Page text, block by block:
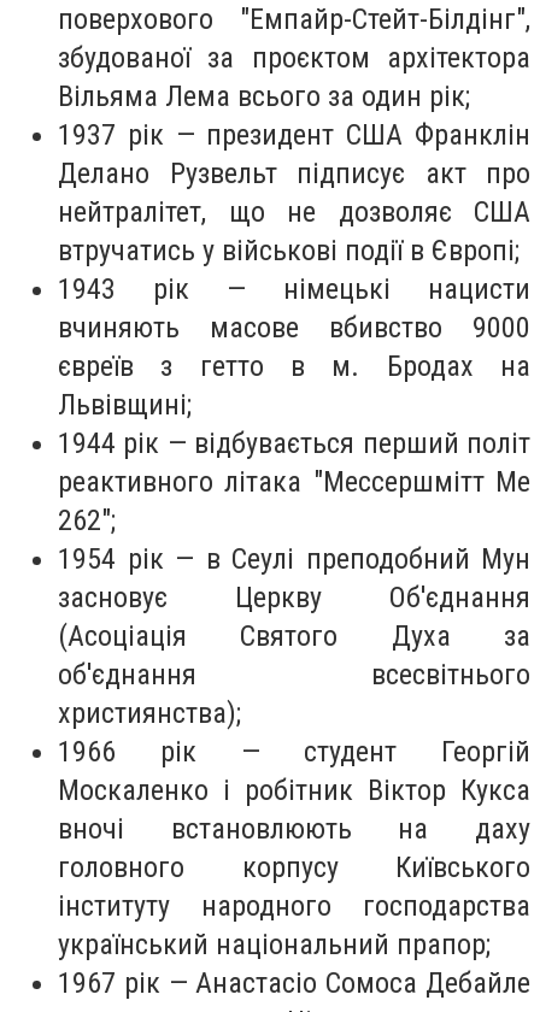
поверхового "Емпайр-Стейт-Білдінг",
збудованої за проєктом архітектора
Вільяма Лема всього за один рік;
1937 рік — президент США Франклін
Делано Рузвельт підписує акт про
нейтралітет, що не дозволяє США
втручатись у військові події в Європі;
1943 рік — німецькі нацисти
вчиняють масове вбивство 9000
євреїв з гетто в м. Бродах на
Львівщині;
1944 рік — відбувається перший політ
реактивного літака "Мессершмітт Me
262";
1954 рік — в Сеулі преподобний Мун
засновує Церкву Об'єднання
(Асоціація Святого Духа за
об'єднання всесвітнього
християнства);
1966 рік — студент Георгій
Москаленко і робітник Віктор Кукса
вночі встановлюють на даху
головного корпусу Київського
інституту народного господарства
український національний прапор;
1967 рік — Анастасіо Сомоса Дебайле